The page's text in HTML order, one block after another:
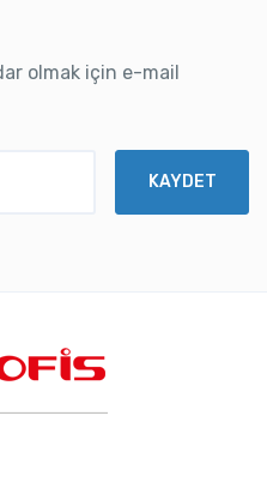
olmak için e-mail
KAYDET